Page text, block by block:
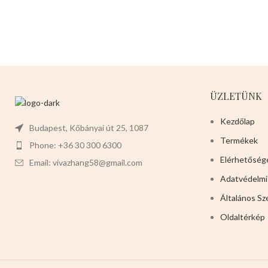
Budapest, Kőbányai út 25, 1087
Phone: +36 30 300 6300
Email: vivazhang58@gmail.com
ÜZLETÜNK
Kezdőlap
Termékek
Általános
Oldaltérkép